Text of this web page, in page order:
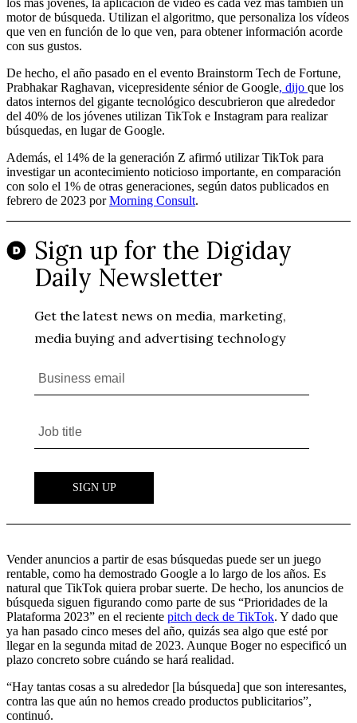
motor de búsqueda. Utilizan el algoritmo, que personaliza los vídeos
que ven en función de lo que ven, para obtener información acorde
con sus gustos.
De hecho, el año pasado en el evento Brainstorm Tech de Fortune,
Prabhakar Raghavan, vicepresidente sénior de Google, dijo que los
datos internos del gigante tecnológico descubrieron que alrededor
del 40% de los jóvenes utilizan TikTok e Instagram para realizar
búsquedas, en lugar de Google.
Además, el 14% de la generación Z afirmó utilizar TikTok para
investigar un acontecimiento noticioso importante, en comparación
con solo el 1% de otras generaciones, según datos publicados en
febrero de 2023 porMorning Consult.
Vender anuncios a partir de esas búsquedas puede ser un juego
rentable, como ha demostrado Google a lo largo de los años. Es
natural que TikTok quiera probar suerte. De hecho, los anuncios de
búsqueda siguen figurando como parte de sus “Prioridades de la
Plataforma 2023” en el reciente pitch deck de TikTok. Y dado que
ya han pasado cinco meses del año, quizás sea algo que esté por
llegar en la segunda mitad de 2023. Aunque Boger no especificó un
plazo concreto sobre cuándo se hará realidad.
“Hay tantas cosas a su alrededor [la búsqueda] que son interesantes,
contra las que aún no hemos creado productos publicitarios”,
continuó.